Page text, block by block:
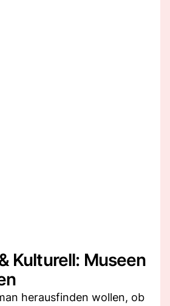
Kulturell: Museen
herausfinden wollen, ob